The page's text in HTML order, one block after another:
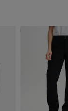
Kampanj -25%